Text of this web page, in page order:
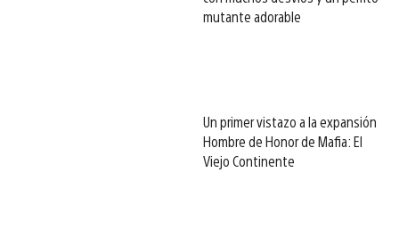
mutante adorable
Un primer vistazo a la expansión
Hombre de Honor de Mafia: El
Viejo Continente